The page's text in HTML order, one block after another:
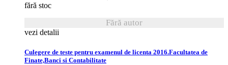
fără stoc
Fără autor
vezi detalii
Culegere de teste pentru examenul de licenta 2016.Facultatea de
Finate,Banci si Contabilitate